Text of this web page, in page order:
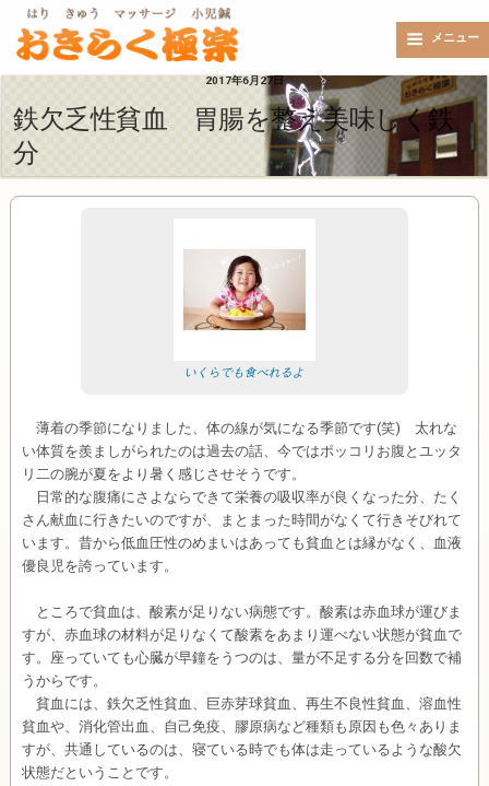
メニュー
2017年6月27日
鉄欠乏性貧血 胃腸を整え美味しく鉄
分
いくらでも食べれるよ
薄着の季節になりました、体の線が気になる季節です(笑) 太れな
い体質を羨ましがられたのは過去の話、今ではポッコリお腹とユッタ
リ二の腕が夏をより暑く感じさせそうです。
日常的な腹痛にさよならできて栄養の吸収率が良くなった分、たく
さん献血に行きたいのですが、まとまった時間がなくて行きそびれて
います。昔から低血圧性のめまいはあっても貧血とは縁がなく、血液
優良児を誇っています。
ところで貧血は、酸素が足りない病態です。酸素は赤血球が運びま
すが、赤血球の材料が足りなくて酸素をあまり運べない状態が貧血で
す。座っていても心臓が早鐘をうつのは、量が不足する分を回数で補
うからです。
貧血には、鉄欠乏性貧血、巨赤芽球貧血、再生不良性貧血、溶血性
貧血や、消化管出血、自己免疫、膠原病など種類も原因も色々ありま
すが、共通しているのは、寝ている時でも体は走っているような酸欠
状態だということです。